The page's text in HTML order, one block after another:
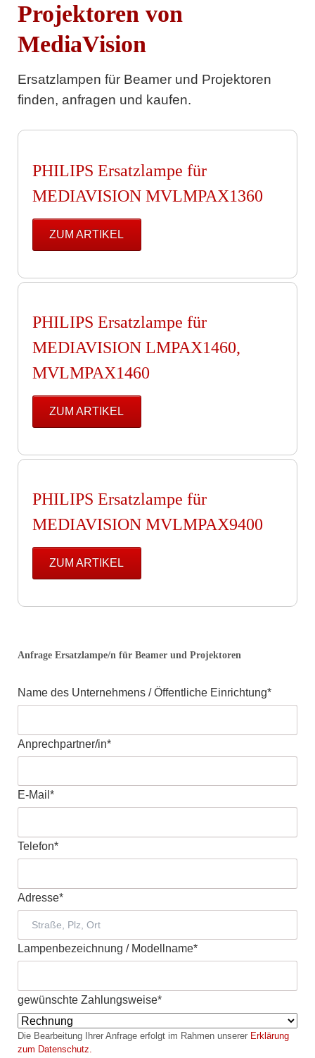
Projektoren von
MediaVision
Ersatzlampen für Beamer und Projektoren
finden, anfragen und kaufen.
PHILIPS Ersatzlampe für
MEDIAVISION MVLMPAX1360
ZUM ARTIKEL
PHILIPS Ersatzlampe für
MEDIAVISION LMPAX1460,
MVLMPAX1460
ZUM ARTIKEL
PHILIPS Ersatzlampe für
MEDIAVISION MVLMPAX9400
ZUM ARTIKEL
Anfrage Ersatzlampe/n für Beamer und Projektoren
Pflichtfeld
Name des Unternehmens / Öffentliche Einrichtung*
Pflichtfeld
Anprechpartner/in*
Pflichtfeld
E-Mail *
Pflichtfeld
Telefon*
Pflichtfeld
Adresse*
Pflichtfeld
Lampenbezeichnung / Modellname*
Pflichtfeld
gewünschte Zahlungsweise*
Die Bearbeitung Ihrer Anfrage erfolgt im Rahmen unsererErklärung
zum Datenschutz.